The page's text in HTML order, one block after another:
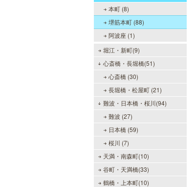
本町 (8)
堺筋本町 (88)
阿波座 (1)
堀江・新町(9)
心斎橋・長堀橋(51)
心斎橋 (30)
長堀橋・松屋町 (21)
難波・日本橋・桜川(94)
難波 (27)
日本橋 (59)
桜川 (7)
天満・南森町(10)
谷町・天満橋(33)
鶴橋・上本町(10)